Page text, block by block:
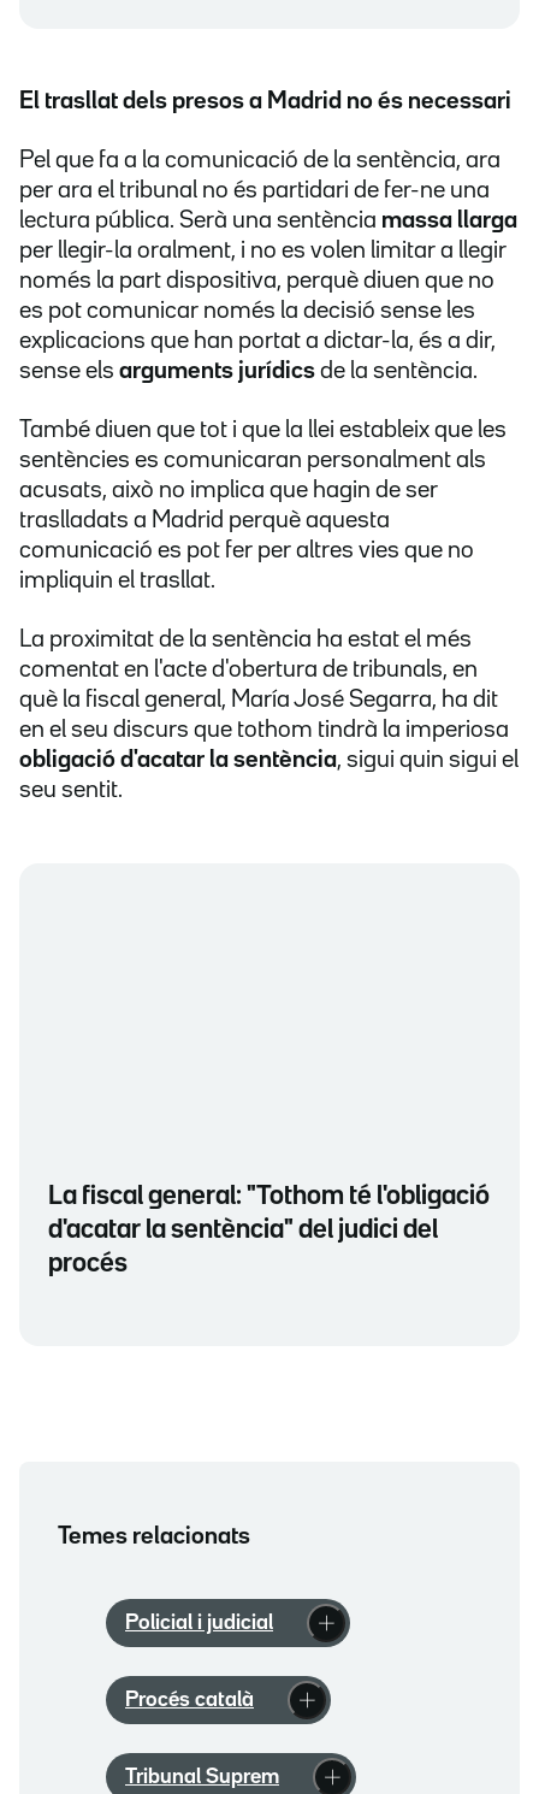
El trasllat dels presos a Madrid no és necessari
Pel que fa a la comunicació de la sentència, ara
per ara el tribunal no és partidari de fer-ne una
lectura pública. Serà una sentència massa llarga
per llegir-la oralment, i no es volen limitar a llegir
només la part dispositiva, perquè diuen que no
es pot comunicar només la decisió sense les
explicacions que han portat a dictar-la, és a dir,
sense els arguments jurídics de la sentència.
També diuen que tot i que la llei estableix que les
sentències es comunicaran personalment als
acusats, això no implica que hagin de ser
traslladats a Madrid perquè aquesta
comunicació es pot fer per altres vies que no
impliquin el trasllat.
La proximitat de la sentència ha estat el més
comentat en l'acte d'obertura de tribunals, en
què la fiscal general, María José Segarra, ha dit
en el seu discurs que tothom tindrà la imperiosa
obligació d'acatar la sentència, sigui quin sigui el
seu sentit.
La fiscal general: "Tothom té l'obligació
d'acatar la sentència" del judici del
procés
Temes relacionats
Policial i judicial
Procés català
Tribunal Suprem